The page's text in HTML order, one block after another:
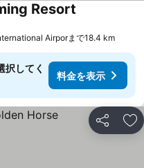
Resort
Airporまで18.4 km
択してく
料金を表示
シェア お